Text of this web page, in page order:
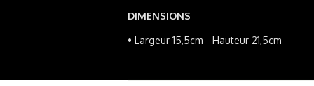
DIMENSIONS
• Largeur 15,5cm - Hauteur 21,5cm